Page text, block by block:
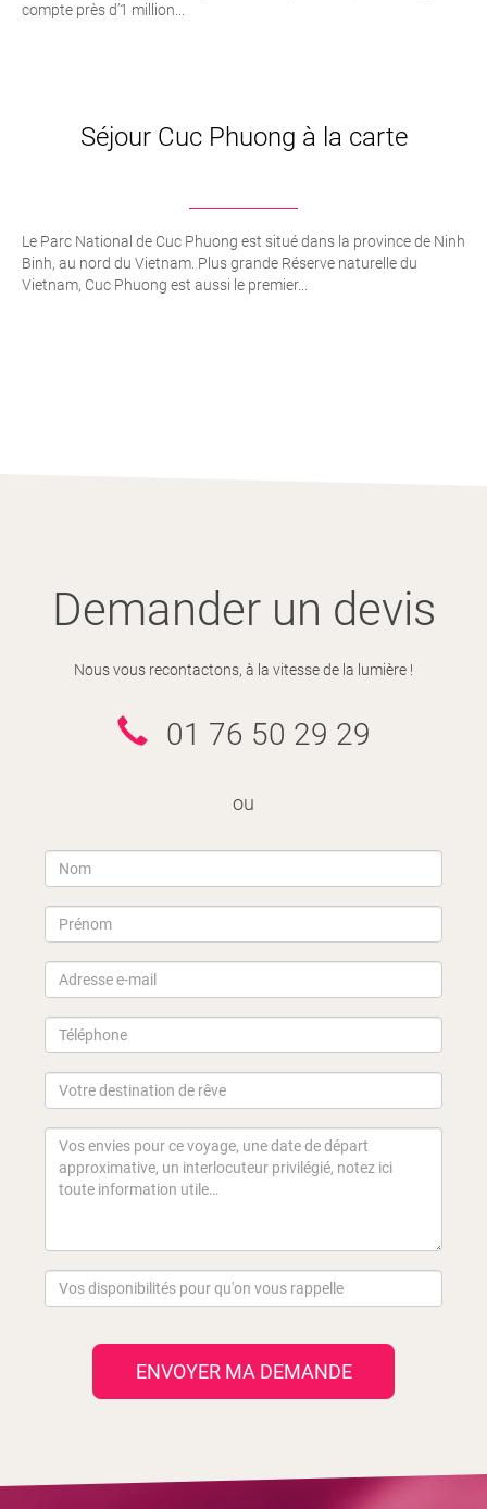
compte près d’1 million...
Séjour Cuc Phuong à la carte
Le Parc National de Cuc Phuong est situé dans la province de Ninh
Binh, au nord du Vietnam. Plus grande Réserve naturelle du
Vietnam, Cuc Phuong est aussi le premier...
Demander un devis
Nous vous recontactons, à la vitesse de la lumière !
01 76 50 29 29
ou
ENVOYER MA DEMANDE